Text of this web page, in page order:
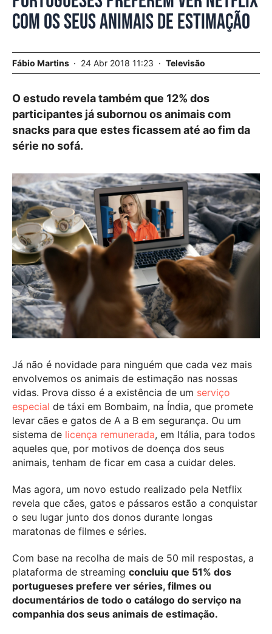
com os seus animais de estimação
Fábio Martins 24 Abr 2018 11:23 Televisão
O estudo revela também que 12% dos
participantes já subornou os animais com
snacks para que estes ficassem até ao fim da
série no sofá.
Já não é novidade para ninguém que cada vez mais
envolvemos os animais de estimação nas nossas
vidas. Prova disso é a existência de um serviço
especial de táxi em Bombaim, na Índia, que promete
levar cães e gatos de A a B em segurança. Ou um
sistema de licença remunerada, em Itália, para todos
aqueles que, por motivos de doença dos seus
animais, tenham de ficar em casa a cuidar deles.
Mas agora, um novo estudo realizado pela Netflix
revela que cães, gatos e pássaros estão a conquistar
o seu lugar junto dos donos durante longas
maratonas de filmes e séries.
Com base na recolha de mais de 50 mil respostas, a
plataforma de streaming concluiu que 51% dos
portugueses prefere ver séries, filmes ou
documentários de todo o catálogo do serviço na
companhia dos seus animais de estimação.